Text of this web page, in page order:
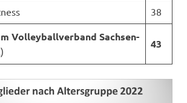
38
Volleyballverband Sachsen-
43